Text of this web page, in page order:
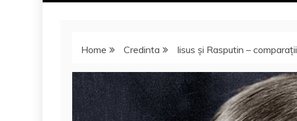
Home Credinta Iisus şi Rasputin – comparaţii